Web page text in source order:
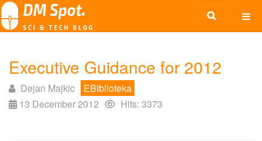
Executive Guidance for 2012
Dejan Majkic
EBiblioteka
13 December 2012
Hits: 3373